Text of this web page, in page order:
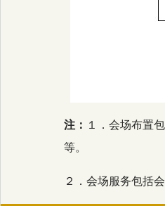
注： １．会场布置
等。
２．会场服务包括